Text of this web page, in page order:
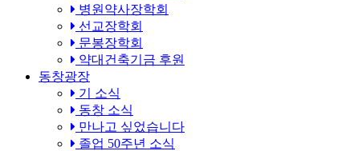
병원약사장학회
선교장학회
문봉장학회
약대건축기금 후원
동창광장
기 소식
동창 소식
만나고 싶었습니다
졸업 50주년 소식